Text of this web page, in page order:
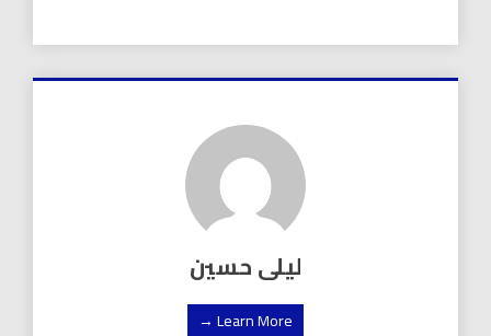
ليلى حسين
Learn More →